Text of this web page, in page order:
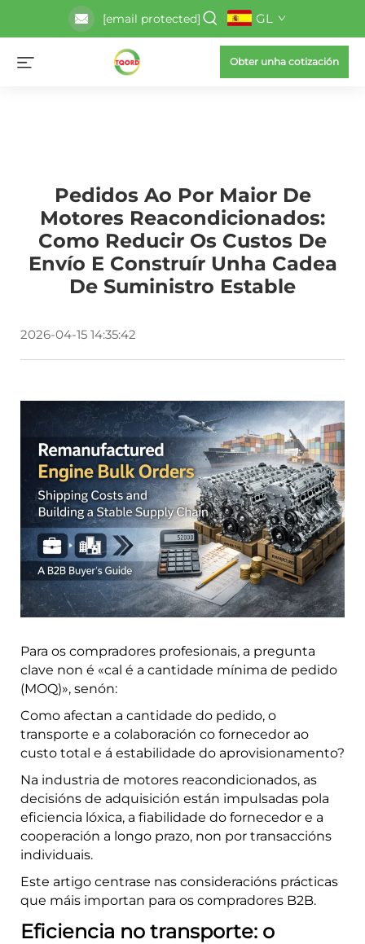
[email protected] GL
Obter unha cotización
Pedidos Ao Por Maior De
Motores Reacondicionados:
Como Reducir Os Custos De
Envío E Construír Unha Cadea
De Suministro Estable
2026-04-15 14:35:42
Para os compradores profesionais, a pregunta
clave non é «cal é a cantidade mínima de pedido
(MOQ)», senón:
Como afectan a cantidade do pedido, o
transporte e a colaboración co fornecedor ao
custo total e á estabilidade do aprovisionamento?
Na industria de motores reacondicionados, as
decisións de adquisición están impulsadas pola
eficiencia lóxica, a fiabilidade do fornecedor e a
cooperación a longo prazo, non por transaccións
individuais.
Este artigo centrase nas consideracións prácticas
que máis importan para os compradores B2B.
Eficiencia no transporte: o